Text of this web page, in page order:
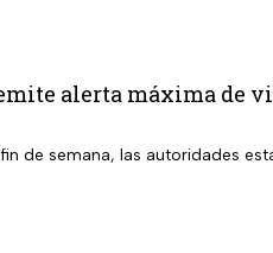
alerta máxima de
de semana, las autoridades